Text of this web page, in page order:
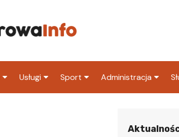
Usługi Sport Administracja